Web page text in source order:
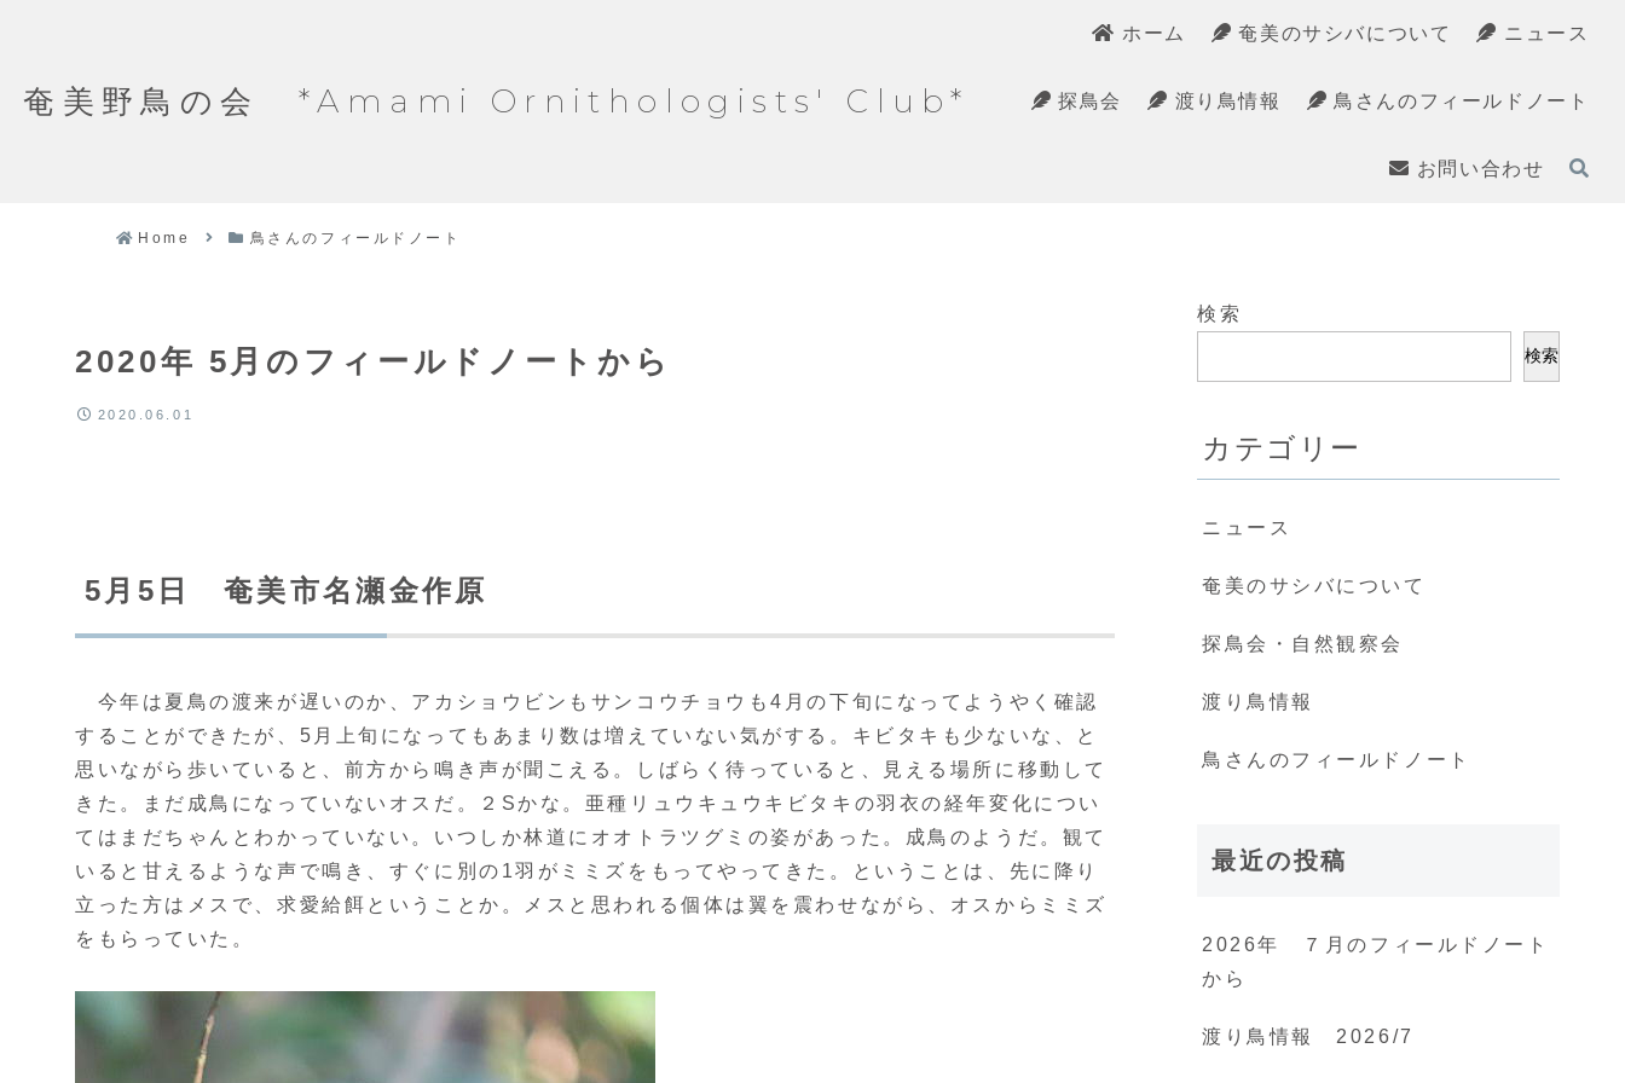
奄美野鳥の会 *Amami Ornithologists' Club*
ホーム 奄美のサシバについて ニュース
探鳥会 渡り鳥情報 鳥さんのフィールドノート
お問い合わせ
Home 鳥さんのフィールドノート
2020年 5月のフィールドノートから
2020.06.01
5月5日 奄美市名瀬金作原
今年は夏鳥の渡来が遅いのか、アカショウビンもサンコウチョウも4月の下旬になってようやく確認
することができたが、5月上旬になってもあまり数は増えていない気がする。キビタキも少ないな、と
思いながら歩いていると、前方から鳴き声が聞こえる。しばらく待っていると、見える場所に移動して
きた。まだ成鳥になっていないオスだ。２Sかな。亜種リュウキュウキビタキの羽衣の経年変化につい
てはまだちゃんとわかっていない。いつしか林道にオオトラツグミの姿があった。成鳥のようだ。観て
いると甘えるような声で鳴き、すぐに別の1羽がミミズをもってやってきた。ということは、先に降り
立った方はメスで、求愛給餌ということか。メスと思われる個体は翼を震わせながら、オスからミミズ
をもらっていた。
検索
検索
カテゴリー
ニュース
奄美のサシバについて
探鳥会・自然観察会
渡り鳥情報
鳥さんのフィールドノート
最近の投稿
2026年 ７月のフィールドノート
から
渡り鳥情報 2026/7